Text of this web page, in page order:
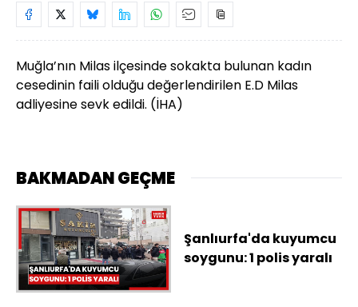
Muğla’nın Milas ilçesinde sokakta bulunan kadın
cesedinin faili olduğu değerlendirilen E.D Milas
adliyesine sevk edildi. (İHA)
BAKMADAN GEÇME
Şanlıurfa'da kuyumcu
soygunu: 1 polis yaralı